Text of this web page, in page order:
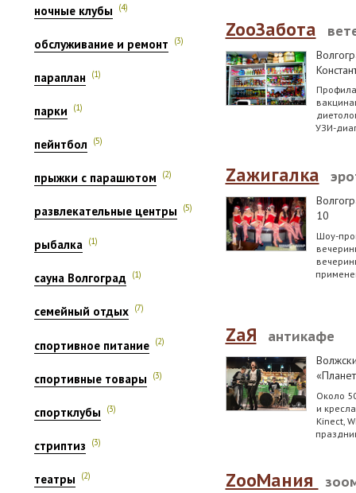
ночные клубы (4)
обслуживание и ремонт (3)
параплан (1)
парки (1)
пейнтбол (5)
прыжки с парашютом (2)
развлекательные центры (5)
рыбалка (1)
сауна Волгоград (1)
семейный отдых (7)
спортивное питание (2)
спортивные товары (3)
спортклубы (3)
стриптиз (3)
театры (2)
ZooЗабота
УЗИ-
Zажигалка
10
Шоу-
ZаЯ антикафе
Около
и
Kinect,
ZооМания